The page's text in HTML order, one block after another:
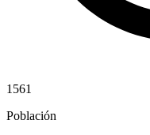
1561
Población